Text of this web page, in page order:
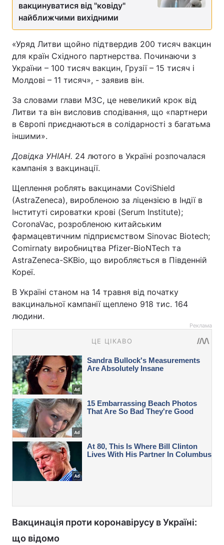
вакцинуватися від "ковіду"
найближчими вихідними
«Уряд Литви щойно підтвердив 200 тисяч вакцин
для країн Східного партнерства. Починаючи з
України – 100 тисяч вакцин, Грузії – 15 тисяч і
Молдові – 11 тисяч», - заявив він.
За словами глави МЗС, це невеликий крок від
Литви та він висловив сподівання, що «партнери
в Європі приєднаються в солідарності з багатьма
іншими».
Довідка УНІАН. 24 лютого в Україні розпочалася
кампанія з вакцинації.
Щеплення роблять вакцинами CoviShield
(AstraZeneca), виробленою за ліцензією в Індії в
Інституті сироватки крові (Serum Institute);
CoronaVac, розробленою китайським
фармацевтичним підприємством Sinovac Biotech;
Comirnaty виробництва Pfizer-BioNTech та
AstraZeneca-SKBio, що виробляється в Південній
Кореї.
В Україні станом на 14 травня від початку
вакцинальної кампанії щеплено 918 тис. 164
людини.
Реклама
Вакцинація проти коронавірусу в Україні:
що відомо